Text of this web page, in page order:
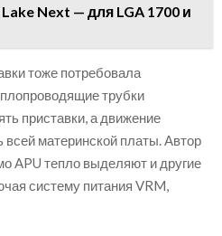
Next — для LGA 1700 и
тоже потребовала
трубки
приставки, а движение
всей материнской платы. Автор
APU тепло выделяют и другие
систему питания VRM,